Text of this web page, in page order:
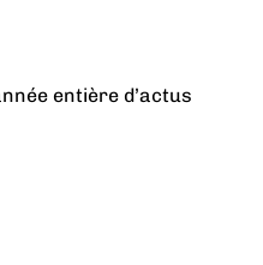
entière d’actus